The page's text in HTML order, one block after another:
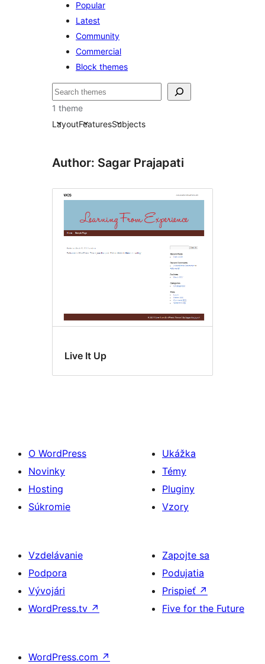
Popular
Latest
Community
Commercial
Block themes
Hľadať
1 theme
LayoutFeaturesSubjects
Author: Sagar Prajapati
Live It Up
O WordPress
Novinky
Hosting
Súkromie
Ukážka
Témy
Pluginy
Vzory
Vzdelávanie
Podpora
Vývojári
WordPress.tv ↗
Zapojte sa
Podujatia
Prispieť ↗
Five for the Future
WordPress.com ↗